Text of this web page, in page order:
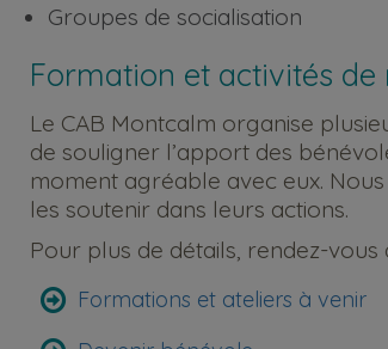
Groupes de socialisation
Formation et activités de
Le CAB Montcalm organise
de souligner l’apport des
moment agréable avec eux.
les soutenir dans leurs actions.
Pour plus de détails, rendez-vous
Formations et ateliers à venir